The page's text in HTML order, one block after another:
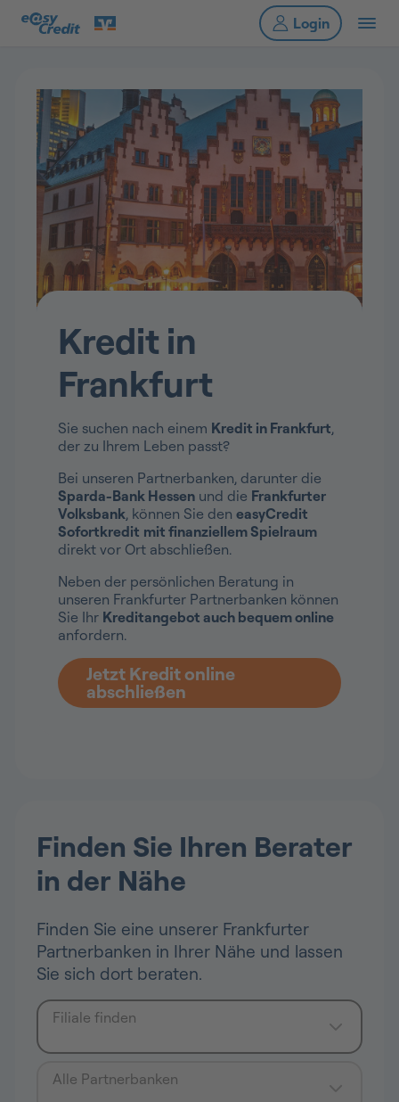
Kredit in
Frankfurt
Sie suchen nach einem Kredit in Frankfurt,
der zu Ihrem Leben passt?
Bei unseren Partnerbanken, darunter die
Sparda-Bank Hessen und die Frankfurter
Volksbank, können Sie den easyCredit
Sofortkredit mit finanziellem Spielraum
direkt vor Ort abschließen.
Neben der persönlichen Beratung in
unseren Frankfurter Partnerbanken können
Sie Ihr Kreditangebot auch bequem online
anfordern.
Jetzt Kredit online
abschließen